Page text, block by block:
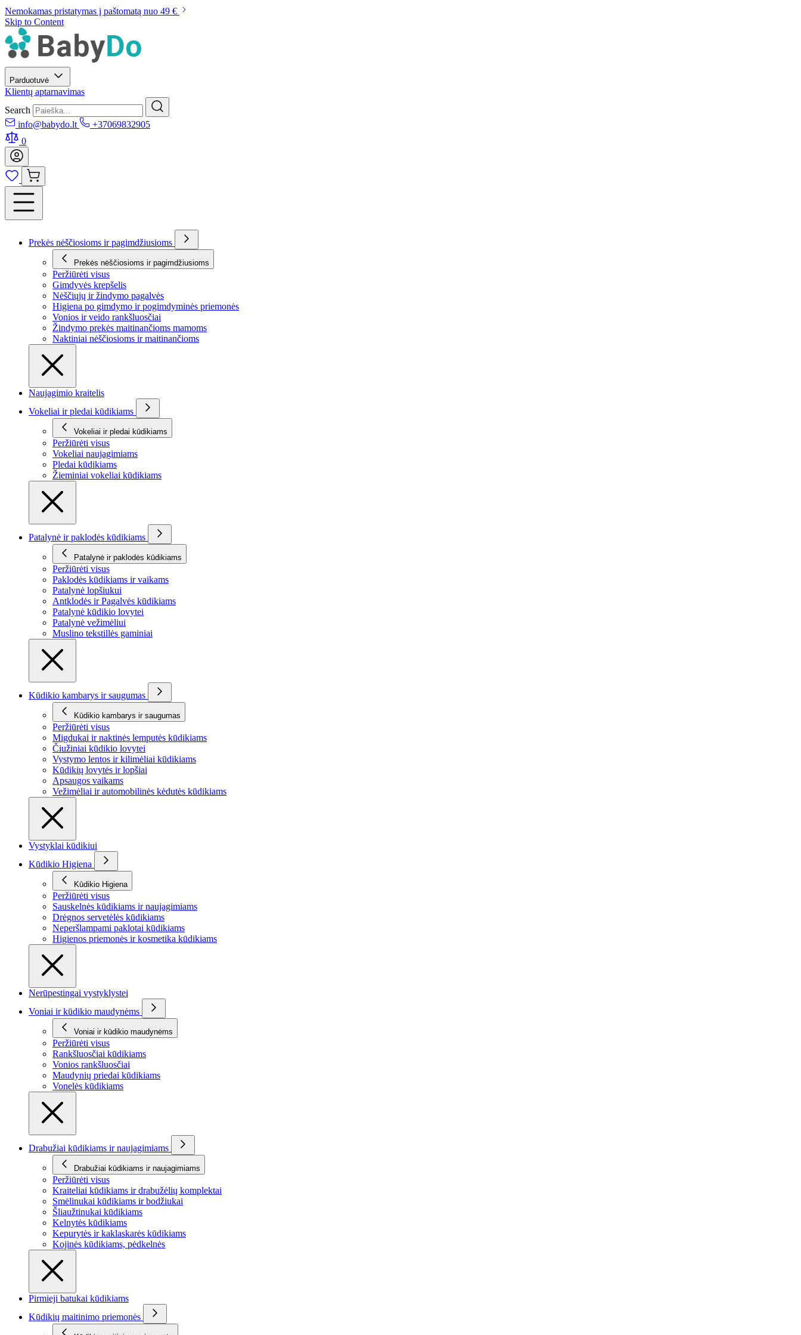
Nemokamas pristatymas į paštomatą nuo 49 €
Skip to Content
Parduotuvė
Klientų aptarnavimas
Search
info@babydo.lt
+37069832905
0
Prekės nėščiosioms ir pagimdžiusioms
Prekės nėščiosioms ir pagimdžiusioms
Peržiūrėti visus
Gimdyvės krepšelis
Nėščiųjų ir žindymo pagalvės
Higiena po gimdymo ir pogimdyminės priemonės
Vonios ir veido rankšluosčiai
Žindymo prekės maitinančioms mamoms
Naktiniai nėščiosioms ir maitinančioms
Naujagimio kraitelis
Vokeliai ir pledai kūdikiams
Vokeliai ir pledai kūdikiams
Peržiūrėti visus
Vokeliai naujagimiams
Pledai kūdikiams
Žieminiai vokeliai kūdikiams
Patalynė ir paklodės kūdikiams
Patalynė ir paklodės kūdikiams
Peržiūrėti visus
Paklodės kūdikiams ir vaikams
Patalynė lopšiukui
Antklodės ir Pagalvės kūdikiams
Patalynė kūdikio lovytei
Patalynė vežimėliui
Muslino tekstillės gaminiai
Kūdikio kambarys ir saugumas
Kūdikio kambarys ir saugumas
Peržiūrėti visus
Migdukai ir naktinės lemputės kūdikiams
Čiužiniai kūdikio lovytei
Vystymo lentos ir kilimėliai kūdikiams
Kūdikių lovytės ir lopšiai
Apsaugos vaikams
Vežimėliai ir automobilinės kėdutės kūdikiams
Vystyklai kūdikiui
Kūdikio Higiena
Kūdikio Higiena
Peržiūrėti visus
Sauskelnės kūdikiams ir naujagimiams
Drėgnos servetėlės kūdikiams
Neperšlampami paklotai kūdikiams
Higienos priemonės ir kosmetika kūdikiams
Nerūpestingai vystyklystei
Voniai ir kūdikio maudynėms
Voniai ir kūdikio maudynėms
Peržiūrėti visus
Rankšluosčiai kūdikiams
Vonios rankšluosčiai
Maudynių priedai kūdikiams
Vonelės kūdikiams
Drabužiai kūdikiams ir naujagimiams
Drabužiai kūdikiams ir naujagimiams
Peržiūrėti visus
Kraiteliai kūdikiams ir drabužėlių komplektai
Smėlinukai kūdikiams ir bodžiukai
Šliaužtinukai kūdikiams
Kelnytės kūdikiams
Kepurytės ir kaklaskarės kūdikiams
Kojinės kūdikiams, pėdkelnės
Pirmieji batukai kūdikiams
Kūdikių maitinimo priemonės